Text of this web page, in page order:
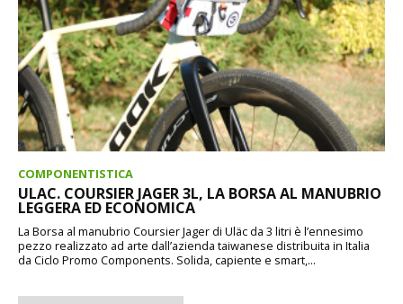
COMPONENTISTICA
ULAC. COURSIER JAGER 3L, LA BORSA AL MANUBRIO
LEGGERA ED ECONOMICA
La Borsa al manubrio Coursier Jager di Uläc da 3 litri è l’ennesimo
pezzo realizzato ad arte dall’azienda taiwanese distribuita in Italia
da Ciclo Promo Components. Solida, capiente e smart,...